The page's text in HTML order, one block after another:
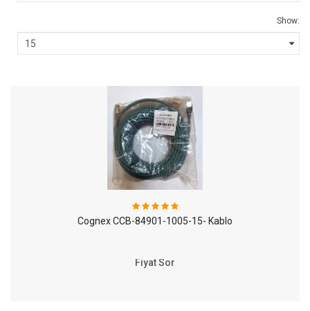
Show:
Cognex CCB-84901-1005-15- Kablo
Fiyat Sor